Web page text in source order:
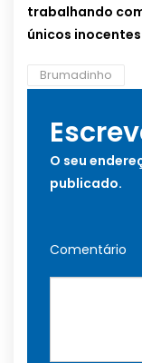
trabalhando
únicos
Brumadinho
O seu
publicado.
Comentário